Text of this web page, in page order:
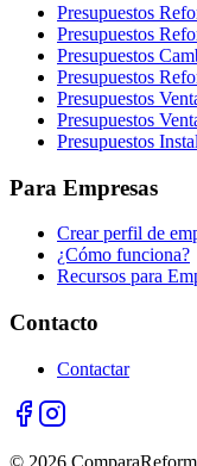
Presupuestos
Presupuestos
Presupuestos
Presupuestos
Presupuestos
Presupuestos
Presupuestos
Para Empresas
Crear perfil de
¿Cómo funciona?
Recursos para
Contacto
Contactar
© 2026